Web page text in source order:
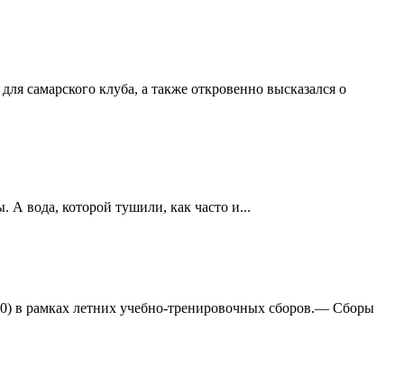
самарского клуба, а также откровенно высказался о
вода, которой тушили, как часто и...
в рамках летних учебно-тренировочных сборов.— Сборы